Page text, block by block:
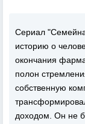
Сериал
историю о
окончания
полон
собственную
доходом. Он не